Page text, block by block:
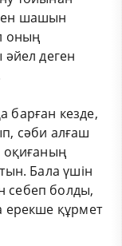
шашын
оның
әйел деген
барған кезде,
сәби алғаш
оқиғаның
Бала үшін
себеп болды,
ерекше құрмет